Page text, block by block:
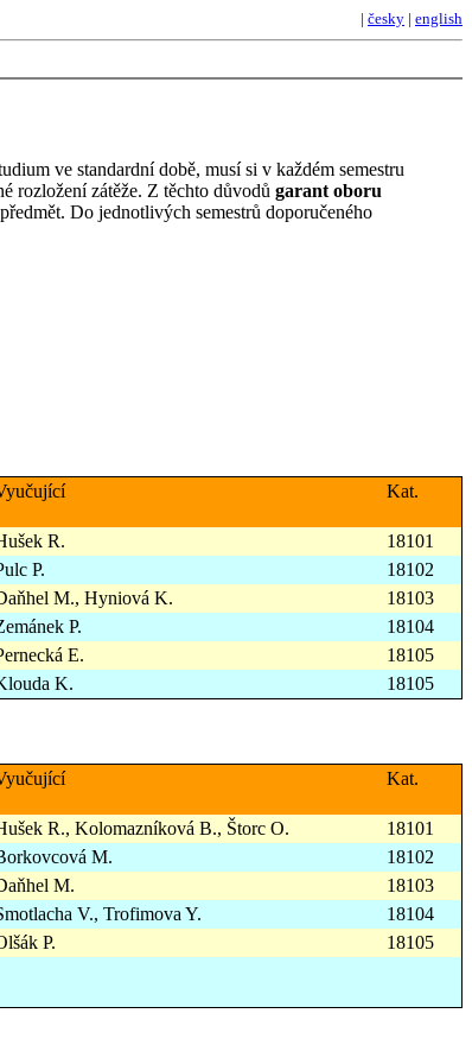
| česky | english
ve standardní době, musí si v každém semestru
rozložení zátěže. Z těchto důvodů garant oboru
Do jednotlivých semestrů doporučeného
Kat.
R.
18101
P.
18102
M., Hyniová K.
18103
P.
18104
E.
18105
K. 18105
Kat.
R., Kolomazníková B., Štorc O.
18101
M.
18102
M.
18103
V., Trofimova Y.
18104
P.
18105